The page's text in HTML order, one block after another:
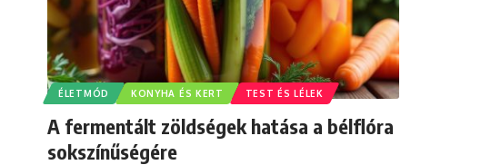
ÉLETMÓD KONYHA ÉS KERT TEST ÉS LÉLEK
A fermentált zöldségek hatása a bélflóra
sokszínűségére